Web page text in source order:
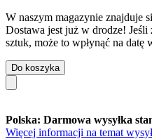
W naszym magazynie znajduje
Dostawa jest już w drodze! Jeśli
sztuk, może to wpłynąć na datę
Do koszyka
Polska: Darmowa wysyłka
Więcej informacji na temat